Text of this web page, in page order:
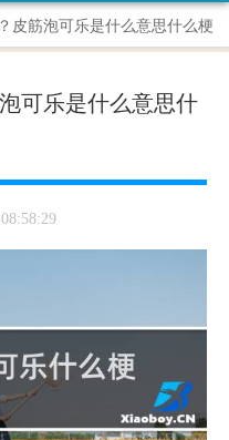
皮筋泡可乐是什么意思什么梗
可乐是什么意思什